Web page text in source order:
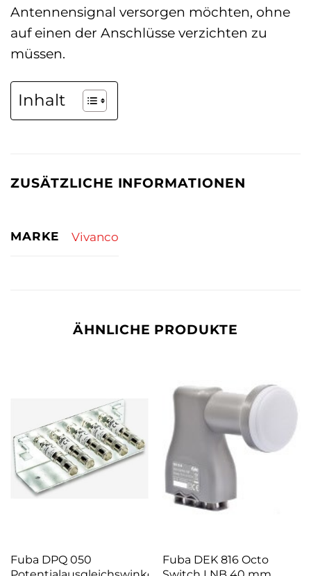
Antennensignal versorgen möchten, ohne
auf einen der Anschlüsse verzichten zu
müssen.
Inhalt
ZUSÄTZLICHE INFORMATIONEN
MARKE Vivanco
ÄHNLICHE PRODUKTE
Fuba DPQ 050
Fuba DEK 816 Octo